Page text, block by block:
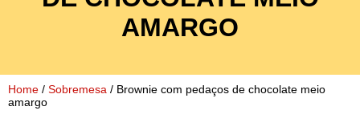
Salgado
AMARGO
Home / Sobremesa / Brownie com pedaços de chocolate meio
amargo